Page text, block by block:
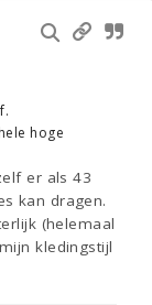
hoge
er als 43
kan dragen.
(helemaal
kledingstijl